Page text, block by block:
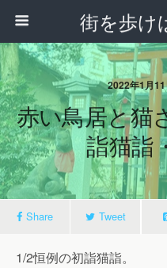
街を歩
2022年1月
赤い鳥居と
詣猫詣
Share Tweet
1/2恒例の初詣猫詣。